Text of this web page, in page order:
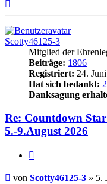
Scotty46125-3
Mitglied der
Beiträge: 1806
Registriert: 24.
Hat sich bedankt:
Danksagung
Re: Countdown Star
5.-9.August 2026
Beitrag
von Scotty46125-3 » 5.